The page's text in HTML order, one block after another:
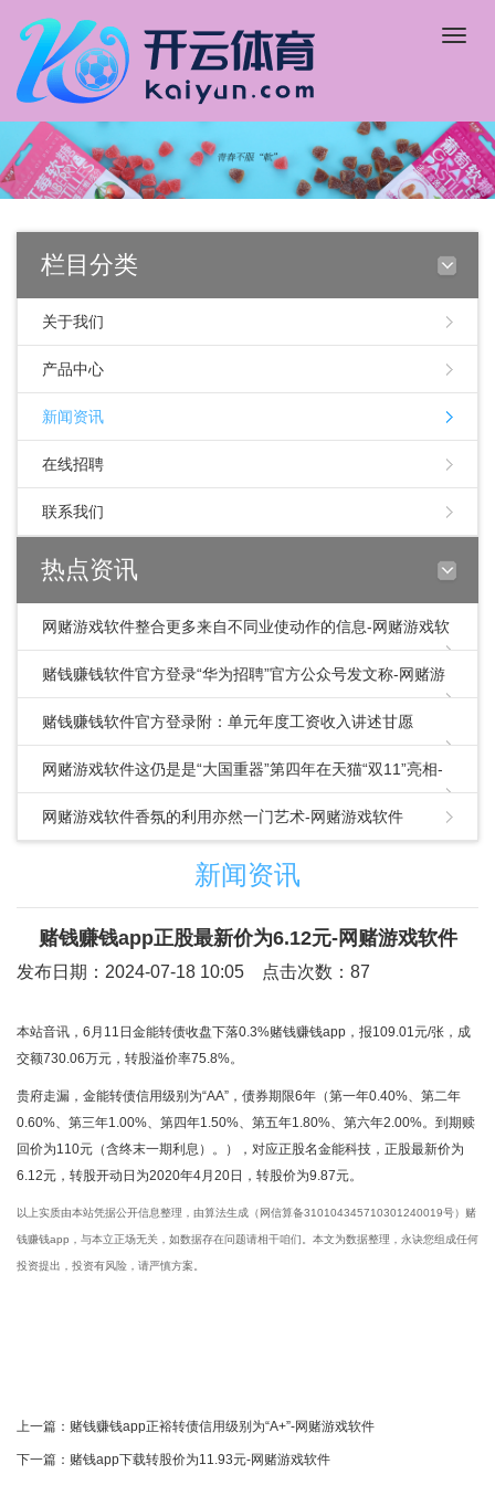
Toggle
栏目分类
关于我们
产品中心
新闻资讯
在线招聘
联系我们
热点资讯
网赌游戏软件整合更多来自不同业使动作的信息-网赌游戏软
件
赌钱赚钱软件官方登录“华为招聘”官方公众号发文称-网赌游
戏软件
赌钱赚钱软件官方登录附：单元年度工资收入讲述甘愿
书.doc看到这里-网赌游戏软件
网赌游戏软件这仍是是“大国重器”第四年在天猫“双11”亮相-
网赌游戏软件
网赌游戏软件香氛的利用亦然一门艺术-网赌游戏软件
新闻资讯
赌钱赚钱app正股最新价为6.12元-网赌游戏软件
发布日期：2024-07-18 10:05 点击次数：87
本站音讯，6月11日金能转债收盘下落0.3%赌钱赚钱app，报109.01元/张，成
交额730.06万元，转股溢价率75.8%。
贵府走漏，金能转债信用级别为“AA”，债券期限6年（第一年0.40%、第二年
0.60%、第三年1.00%、第四年1.50%、第五年1.80%、第六年2.00%。到期赎
回价为110元（含终末一期利息）。），对应正股名金能科技，正股最新价为
6.12元，转股开动日为2020年4月20日，转股价为9.87元。
以上实质由本站凭据公开信息整理，由算法生成（网信算备310104345710301240019号）赌
钱赚钱app，与本立正场无关，如数据存在问题请相干咱们。本文为数据整理，永诀您组成任何
投资提出，投资有风险，请严慎方案。
上一篇： 赌钱赚钱app正裕转债信用级别为“A+”-网赌游戏软件
下一篇： 赌钱app下载转股价为11.93元-网赌游戏软件